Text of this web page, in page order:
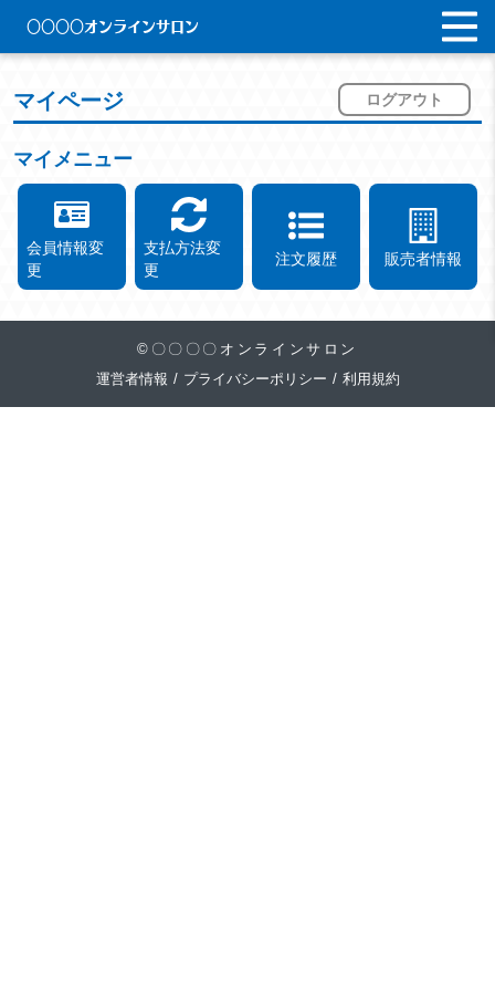
〇〇〇〇オンラインサロン
マイページ ログアウト
マイメニュー
会員情報変
更
支払方法変
更
注文履歴 販売者情報
©〇〇〇〇オンラインサロン
運営者情報 / プライバシーポリシー / 利用規約